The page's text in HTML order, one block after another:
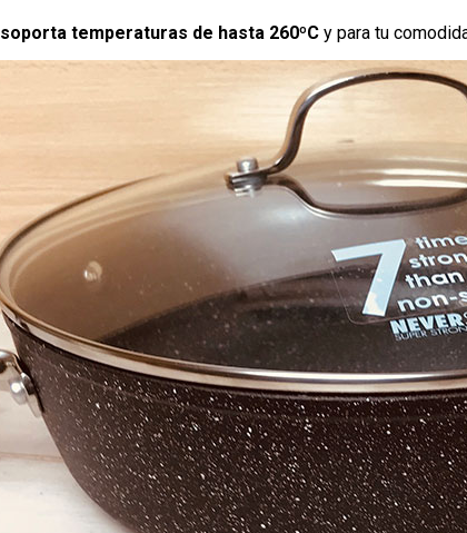
soporta temperaturas de hasta 260ºC y para tu